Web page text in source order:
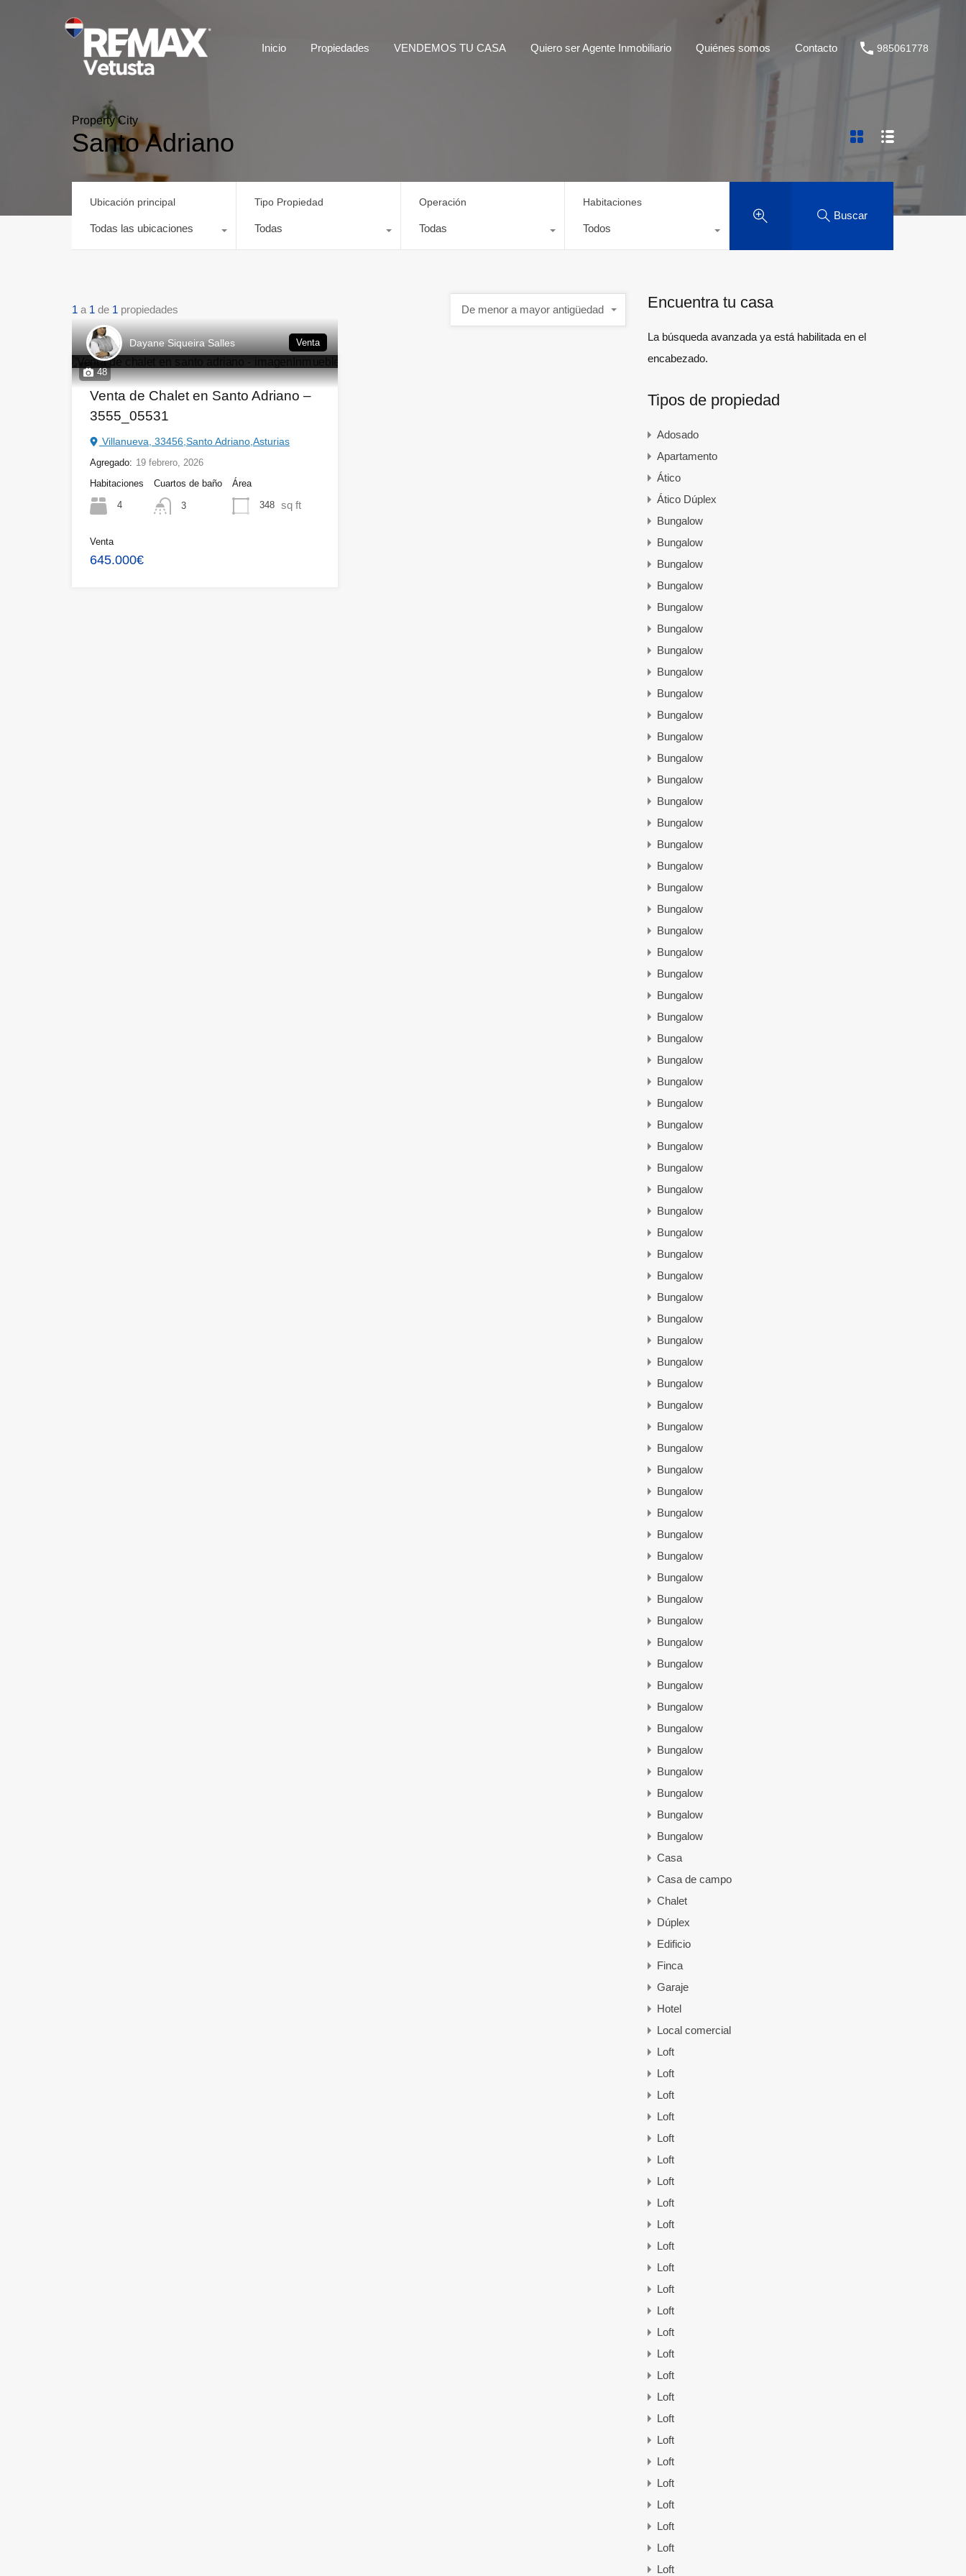
Inicio Propiedades VENDEMOS TU CASA Quiero ser Agente Inmobiliario Quiénes somos Contacto 985061778
Property City
Santo Adriano
Ubicación principal
Todas las ubicaciones
Tipo Propiedad
Todas
Operación
Todas
Habitaciones
Todos
Buscar
1 a 1 de 1 propiedades De menor a mayor antigüedad
48
Dayane Siqueira Salles Venta
Venta de Chalet en Santo Adriano –
3555_05531
Villanueva, 33456,Santo Adriano,Asturias
Agregado: 19 febrero, 2026
Habitaciones
4
Cuartos de baño
3
Área
348 sq ft
Venta
645.000€
Encuentra tu casa
La búsqueda avanzada ya está habilitada en el
encabezado.
Tipos de propiedad
Adosado
Apartamento
Ático
Ático Dúplex
Bungalow
Bungalow
Bungalow
Bungalow
Bungalow
Bungalow
Bungalow
Bungalow
Bungalow
Bungalow
Bungalow
Bungalow
Bungalow
Bungalow
Bungalow
Bungalow
Bungalow
Bungalow
Bungalow
Bungalow
Bungalow
Bungalow
Bungalow
Bungalow
Bungalow
Bungalow
Bungalow
Bungalow
Bungalow
Bungalow
Bungalow
Bungalow
Bungalow
Bungalow
Bungalow
Bungalow
Bungalow
Bungalow
Bungalow
Bungalow
Bungalow
Bungalow
Bungalow
Bungalow
Bungalow
Bungalow
Bungalow
Bungalow
Bungalow
Bungalow
Bungalow
Bungalow
Bungalow
Bungalow
Bungalow
Bungalow
Bungalow
Bungalow
Bungalow
Bungalow
Bungalow
Bungalow
Casa
Casa de campo
Chalet
Dúplex
Edificio
Finca
Garaje
Hotel
Local comercial
Loft
Loft
Loft
Loft
Loft
Loft
Loft
Loft
Loft
Loft
Loft
Loft
Loft
Loft
Loft
Loft
Loft
Loft
Loft
Loft
Loft
Loft
Loft
Loft
Loft